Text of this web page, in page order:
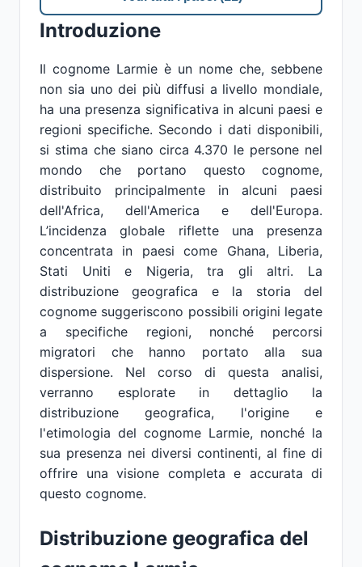
Introduzione
Il cognome Larmie è un nome che, sebbene
non sia uno dei più diffusi a livello mondiale,
ha una presenza significativa in alcuni paesi e
regioni specifiche. Secondo i dati disponibili,
si stima che siano circa 4.370 le persone nel
mondo che portano questo cognome,
distribuito principalmente in alcuni paesi
dell'Africa, dell'America e dell'Europa.
L’incidenza globale riflette una presenza
concentrata in paesi come Ghana, Liberia,
Stati Uniti e Nigeria, tra gli altri. La
distribuzione geografica e la storia del
cognome suggeriscono possibili origini legate
a specifiche regioni, nonché percorsi
migratori che hanno portato alla sua
dispersione. Nel corso di questa analisi,
verranno esplorate in dettaglio la
distribuzione geografica, l'origine e
l'etimologia del cognome Larmie, nonché la
sua presenza nei diversi continenti, al fine di
offrire una visione completa e accurata di
questo cognome.
Distribuzione geografica del